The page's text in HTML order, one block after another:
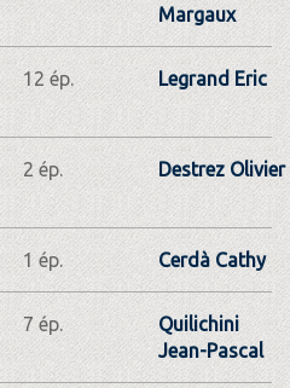
Margaux
12 ép. Legrand Eric
2 ép. Destrez Olivier
1 ép. Cerdà Cathy
7 ép.
Quilichini
Jean-Pascal